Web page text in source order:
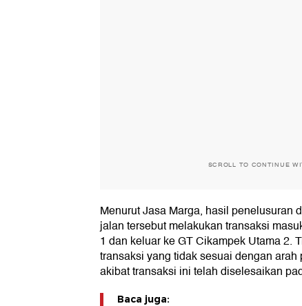
SCROLL TO CONTINUE
Menurut Jasa Marga, hasil penelusuran
jalan tersebut melakukan transaksi
1 dan keluar ke GT Cikampek Utama 2.
transaksi yang tidak sesuai dengan
akibat transaksi ini telah diselesaikan
Baca juga: